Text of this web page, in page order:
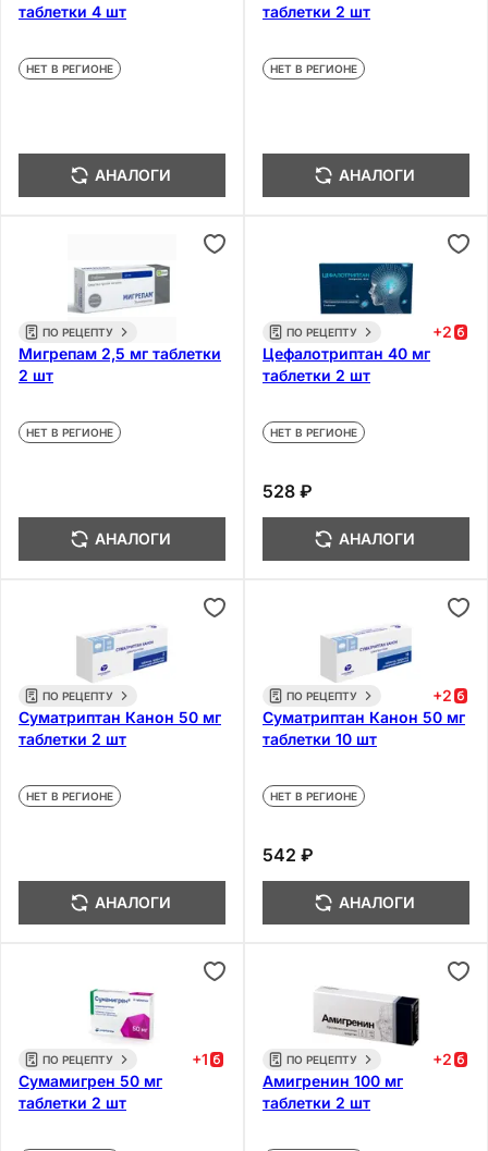
таблетки 4 шт
НЕТ В РЕГИОНЕ
АНАЛОГИ
таблетки 2 шт
НЕТ В РЕГИОНЕ
АНАЛОГИ
ПО РЕЦЕПТУ
Мигрепам 2,5 мг таблетки
2 шт
НЕТ В РЕГИОНЕ
АНАЛОГИ
ПО РЕЦЕПТУ +2
Цефалотриптан 40 мг
таблетки 2 шт
НЕТ В РЕГИОНЕ
528 ₽
АНАЛОГИ
ПО РЕЦЕПТУ
Суматриптан Канон 50 мг
таблетки 2 шт
НЕТ В РЕГИОНЕ
АНАЛОГИ
ПО РЕЦЕПТУ +2
Суматриптан Канон 50 мг
таблетки 10 шт
НЕТ В РЕГИОНЕ
542 ₽
АНАЛОГИ
ПО РЕЦЕПТУ +1
Сумамигрен 50 мг
таблетки 2 шт
ПО РЕЦЕПТУ +2
Амигренин 100 мг
таблетки 2 шт